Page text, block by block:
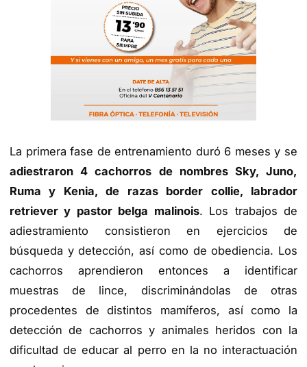
La primera fase de entrenamiento duró 6 meses y se
adiestraron 4 cachorros de nombres Sky, Juno,
Ruma y Kenia, de razas border collie, labrador
retriever y pastor belga malinois. Los trabajos de
adiestramiento consistieron en ejercicios de
búsqueda y detección, así como de obediencia. Los
cachorros aprendieron entonces a identificar
muestras de lince, discriminándolas de otras
procedentes de distintos mamíferos, así como la
detección de cachorros y animales heridos con la
dificultad de educar al perro en la no interactuación